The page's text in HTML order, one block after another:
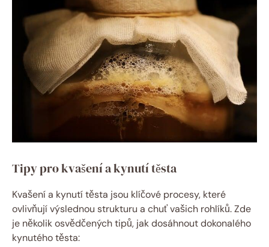
Tipy pro kvašení a kynutí těsta
Kvašení a kynutí těsta jsou klíčové procesy, které
ovlivňují výslednou strukturu a chuť vašich rohlíků. Zde
je několik osvědčených tipů, jak dosáhnout dokonalého
kynutého těsta: